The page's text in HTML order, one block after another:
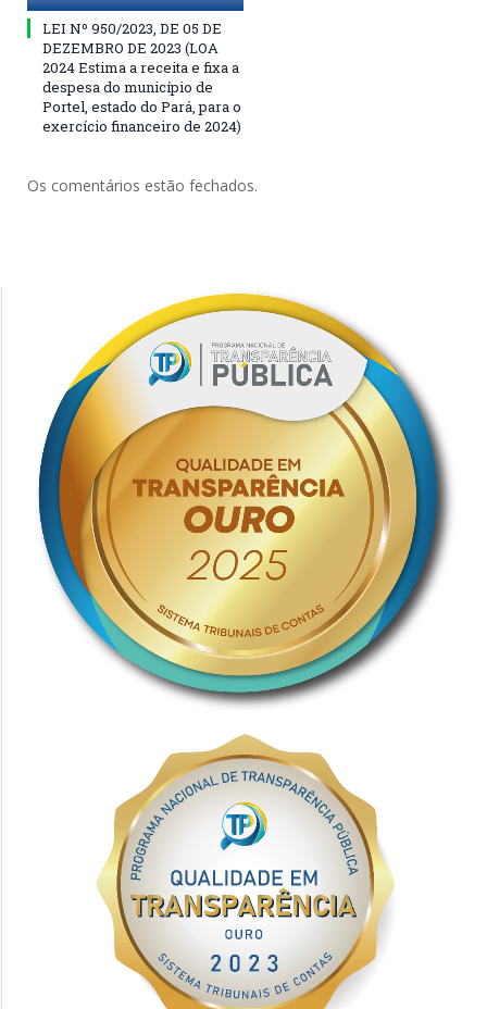
LEI Nº 950/2023, DE 05 DE
DEZEMBRO DE 2023 (LOA
2024 Estima a receita e fixa a
despesa do município de
Portel, estado do Pará, para o
exercício financeiro de 2024)
Os comentários estão fechados.